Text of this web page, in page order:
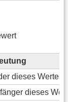
dieses Wertes
dieses